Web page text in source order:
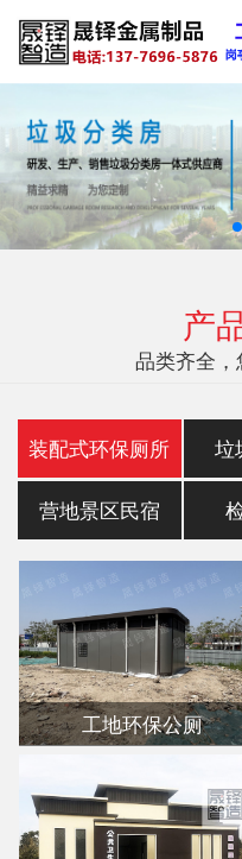
产
品类齐全
装配式环保厕所 垃
营地景区民宿
工地环保公厕